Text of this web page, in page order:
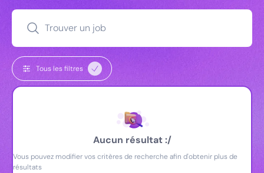
Trouver un job
Tous les filtres
Aucun résultat :/
Vous pouvez modifier vos critères de recherche afin d'obtenir plus de
résultats